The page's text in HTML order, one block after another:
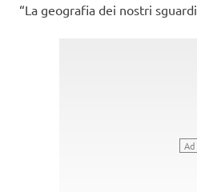
“La geografia dei nostri